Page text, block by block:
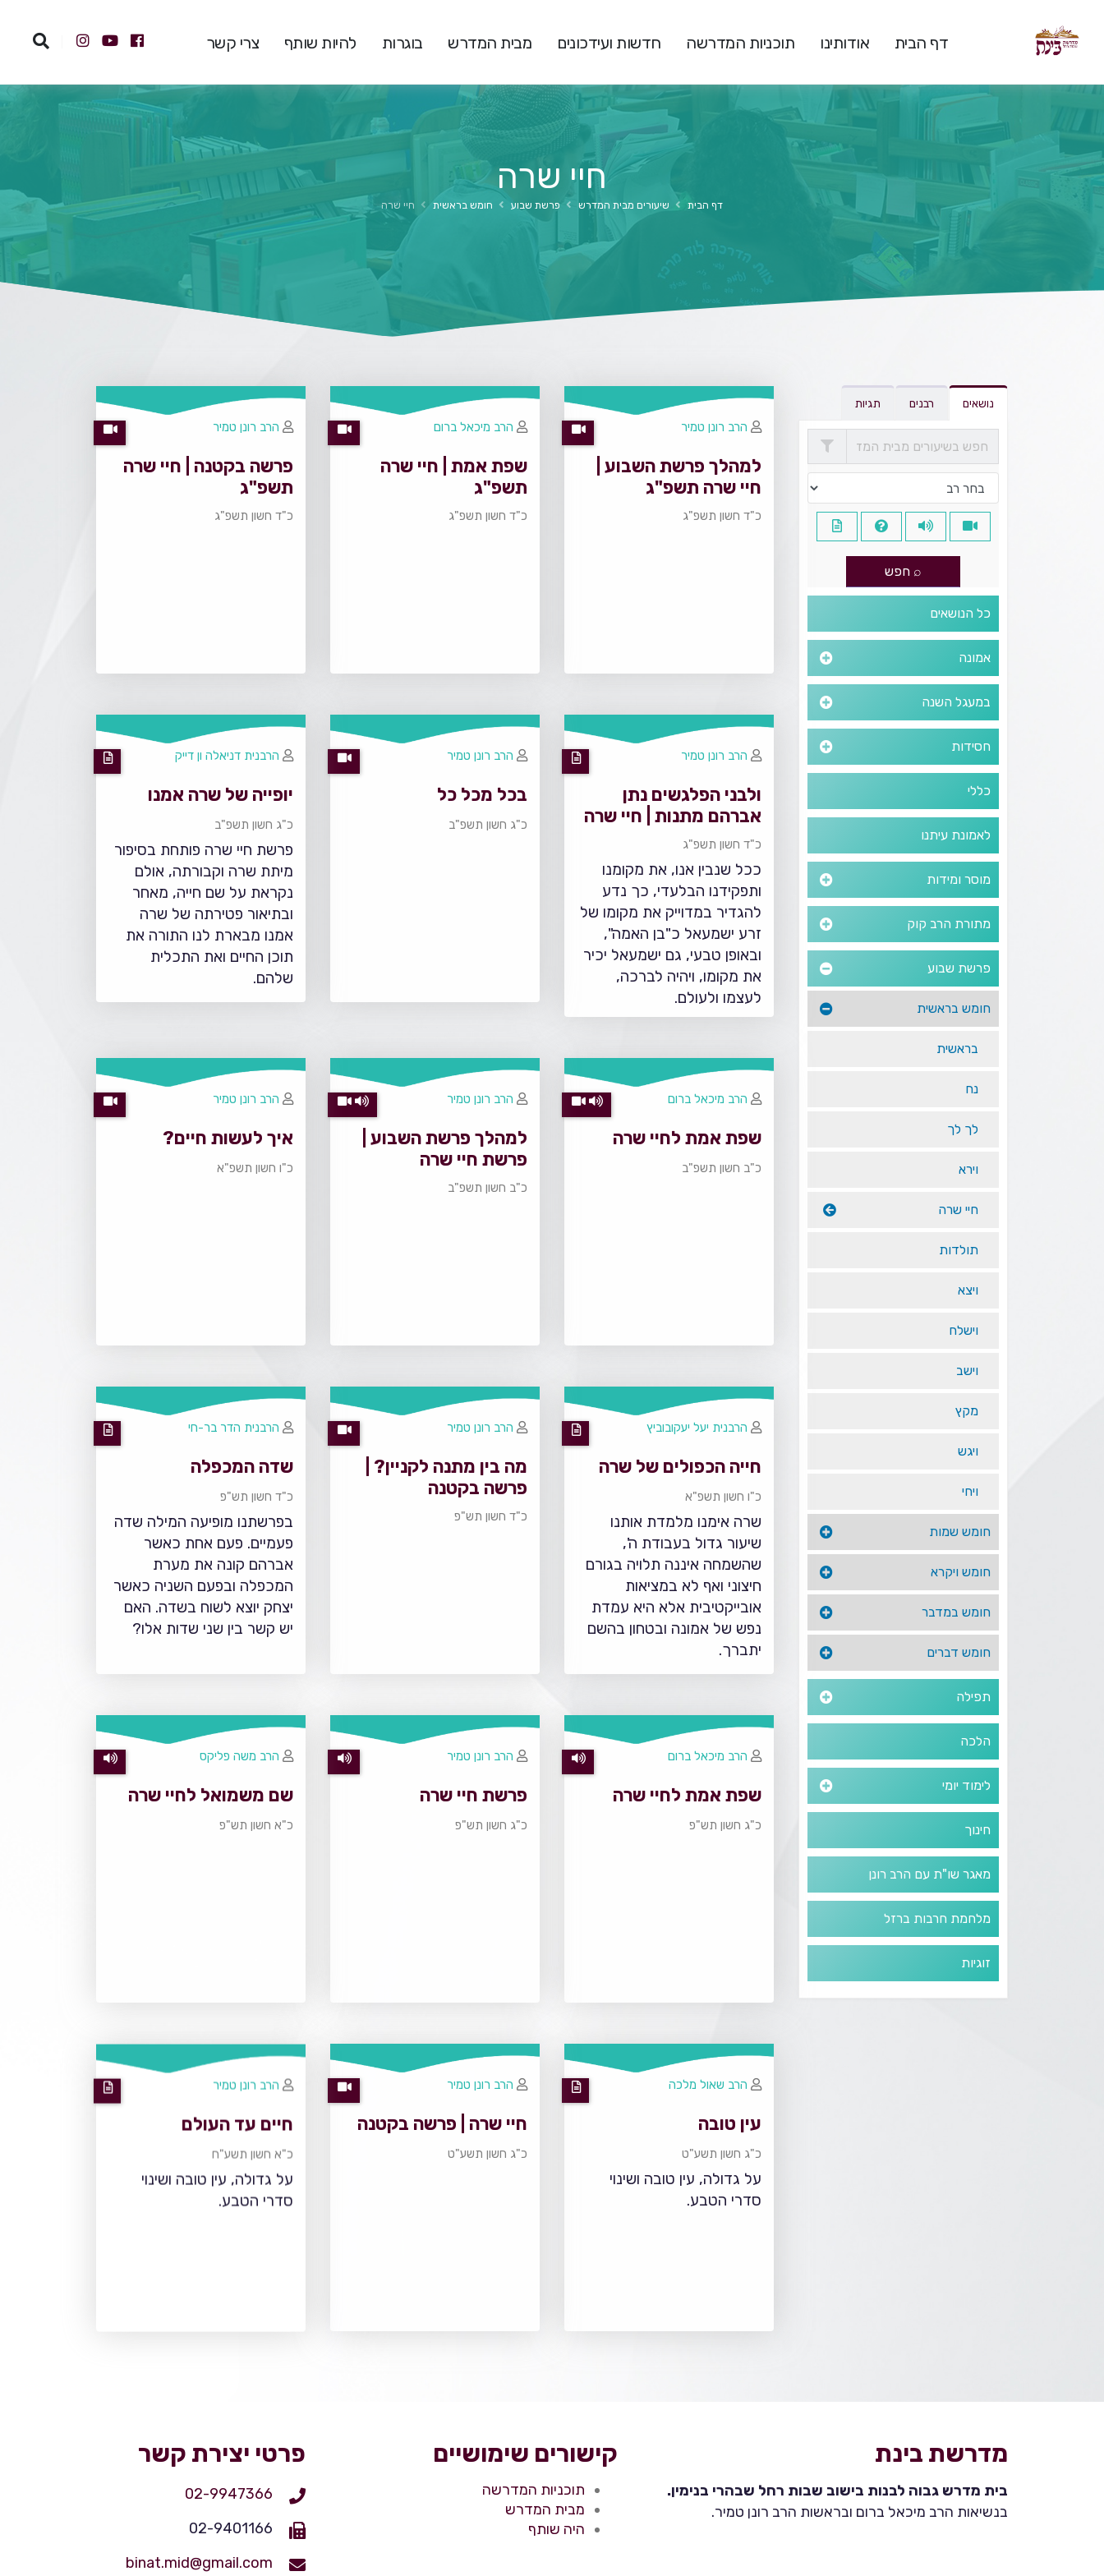
דף הבית אודותינו תוכניות המדרשה חדשות ועידכונים מבית המדרש בוגרות להיות שותף צרי קשר
חיי שרה
דף הבית שיעורים מבית המדרש פרשת שבוע חומש בראשית חיי שרה
נושאים רבנים תגיות
כל הנושאים
אמונה
במעגל השנה
חסידות
כללי
לאמונת עיתנו
מוסר ומידות
מתורת הרב קוק
פרשת שבוע
חומש בראשית
בראשית
נח
לך לך
וירא
חיי שרה
תולדות
ויצא
וישלח
וישב
מקץ
ויגש
ויחי
חומש שמות
חומש ויקרא
חומש במדבר
חומש דברים
תפילה
הלכה
לימוד יומי
חינוך
מאגר שו"ת עם הרב רונן
מלחמת חרבות ברזל
זוגיות
למהלך פרשת השבוע |
חיי שרה תשפ"ג
כ"ד חשון תשפ"ג
הרב רונן טמיר
שפת אמת | חיי שרה
תשפ"ג
כ"ד חשון תשפ"ג
הרב מיכאל ברום
פרשה בקטנה | חיי שרה
תשפ"ג
כ"ד חשון תשפ"ג
הרב רונן טמיר
ולבני הפלגשים נתן
אברהם מתנות | חיי שרה
תשפ"ג
כ"ד חשון תשפ"ג
ככל שנבין אנו, את מקומנו
ותפקידנו הבלעדי, כך נדע
להגדיר במדוייק את מקומו של
זרע ישמעאל כ"בן האמה",
ובאופן טבעי, גם ישמעאל יכיר
את מקומו, ויהיה לברכה,
לעצמו ולעולם.
הרב רונן טמיר
בכל מכל כל
כ"ג חשון תשפ"ב
הרב רונן טמיר
יופייה של שרה אמנו
כ"ג חשון תשפ"ב
פרשת חיי שרה פותחת בסיפור
מיתת שרה וקבורתה, אולם
נקראת על שם חייה, מאחר
ובתיאור פטירתה של שרה
אמנו מבארת לנו התורה את
תוכן החיים ואת התכלית
שלהם.
הרבנית דניאלה ון דייק
שפת אמת לחיי שרה
כ"ב חשון תשפ"ב
הרב מיכאל ברום
למהלך פרשת השבוע |
פרשת חיי שרה
כ"ב חשון תשפ"ב
הרב רונן טמיר
איך לעשות חיים?
כ"ו חשון תשפ"א
הרב רונן טמיר
חייה הכפולים של שרה
כ"ו חשון תשפ"א
שרה אימנו מלמדת אותנו
שיעור גדול בעבודת ה',
שהשמחה איננה תלויה בגורם
חיצוני ואף לא במציאות
אובייקטיבית אלא היא עמדת
נפש של אמונה ובטחון בהשם
יתברך.
הרבנית יעל יעקובוביץ
מה בין מתנה לקניין? |
פרשה בקטנה
כ"ד חשון תש"פ
הרב רונן טמיר
שדה המכפלה
כ"ד חשון תש"פ
בפרשתנו מופיעה המילה שדה
פעמיים. פעם אחת כאשר
אברהם קונה את מערת
המכפלה ובפעם השניה כאשר
יצחק יוצא לשוח בשדה. האם
יש קשר בין שני שדות אלו?
הרבנית הדר בר-חי
שפת אמת לחיי שרה
כ"ג חשון תש"פ
הרב מיכאל ברום
פרשת חיי שרה
כ"ג חשון תש"פ
הרב רונן טמיר
שם משמואל לחיי שרה
כ"א חשון תש"פ
הרב משה פליקס
עין טובה
כ"ג חשון תשע"ט
על גדולה, עין טובה ושינוי
סדרי הטבע.
הרב שאול מלכה
חיי שרה | פרשה בקטנה
כ"ג חשון תשע"ט
הרב רונן טמיר
חיים עד העולם
כ"א חשון תשע"ח
על גדולה, עין טובה ושינוי
סדרי הטבע.
הרב רונן טמיר
מדרשת בינת
בית מדרש גבוה לבנות בישוב שבות רחל שבהרי בנימין.
בנשיאות הרב מיכאל ברום ובראשות הרב רונן טמיר.
קישורים שימושיים
תוכניות המדרשה
מבית המדרש
היה שותף
פרטי יצירת קשר
02-9947366
02-9401166
binat.mid@gmail.com